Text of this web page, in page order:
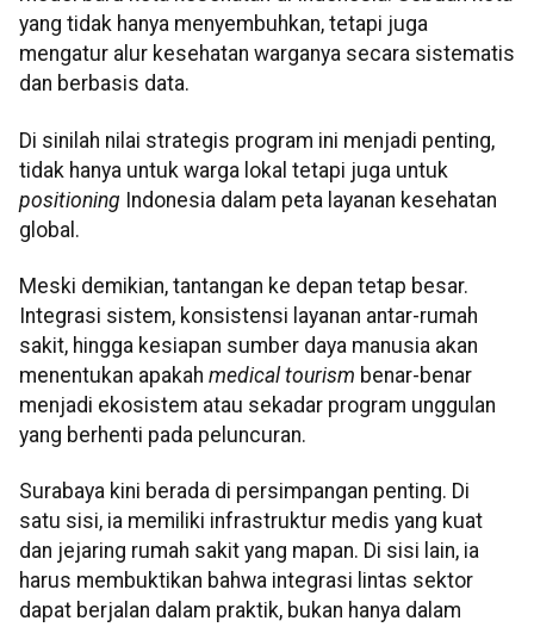
yang tidak hanya menyembuhkan, tetapi juga
mengatur alur kesehatan warganya secara sistematis
dan berbasis data.
Di sinilah nilai strategis program ini menjadi penting,
tidak hanya untuk warga lokal tetapi juga untuk
positioning Indonesia dalam peta layanan kesehatan
global.
Meski demikian, tantangan ke depan tetap besar.
Integrasi sistem, konsistensi layanan antar-rumah
sakit, hingga kesiapan sumber daya manusia akan
menentukan apakah medical tourism benar-benar
menjadi ekosistem atau sekadar program unggulan
yang berhenti pada peluncuran.
Surabaya kini berada di persimpangan penting. Di
satu sisi, ia memiliki infrastruktur medis yang kuat
dan jejaring rumah sakit yang mapan. Di sisi lain, ia
harus membuktikan bahwa integrasi lintas sektor
dapat berjalan dalam praktik, bukan hanya dalam